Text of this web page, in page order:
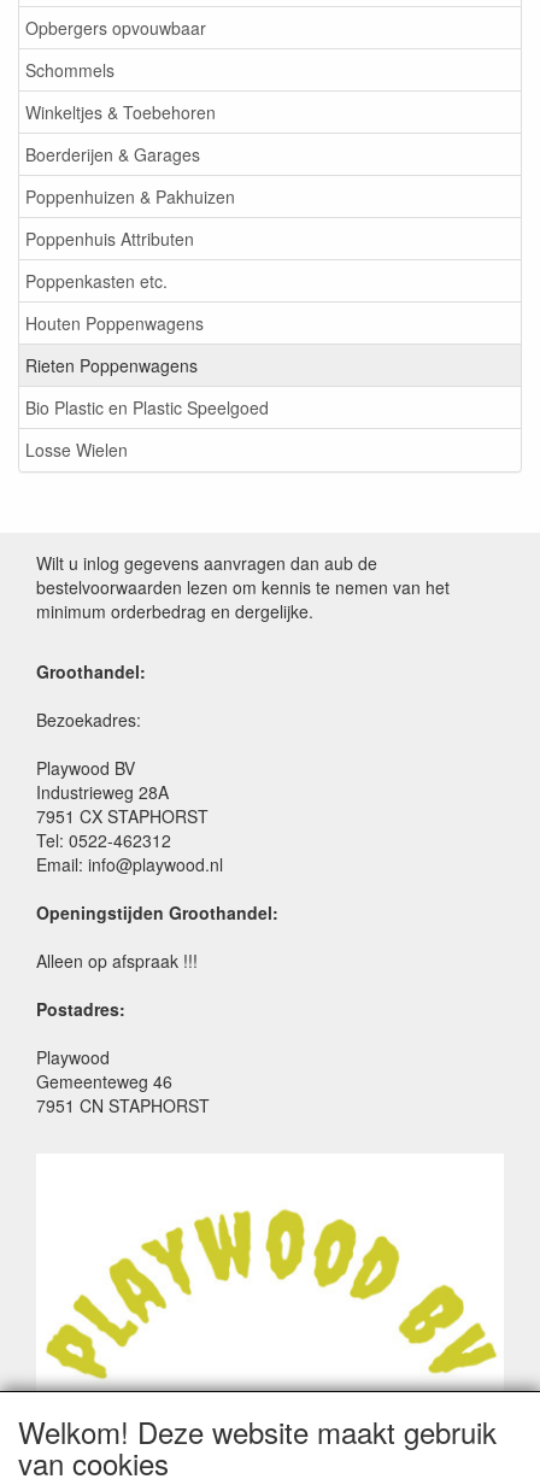
Opbergers opvouwbaar
Schommels
Winkeltjes & Toebehoren
Boerderijen & Garages
Poppenhuizen & Pakhuizen
Poppenhuis Attributen
Poppenkasten etc.
Houten Poppenwagens
Rieten Poppenwagens
Bio Plastic en Plastic Speelgoed
Losse Wielen
Wilt u inlog gegevens aanvragen dan aub de
bestelvoorwaarden lezen om kennis te nemen van het
minimum orderbedrag en dergelijke.
Groothandel:
Bezoekadres:
Playwood BV
Industrieweg 28A
7951 CX STAPHORST
Tel: 0522-462312
Email: info@playwood.nl
Openingstijden Groothandel:
Alleen op afspraak !!!
Postadres:
Playwood
Gemeenteweg 46
7951 CN STAPHORST
Welkom! Deze website maakt gebruik
van cookies